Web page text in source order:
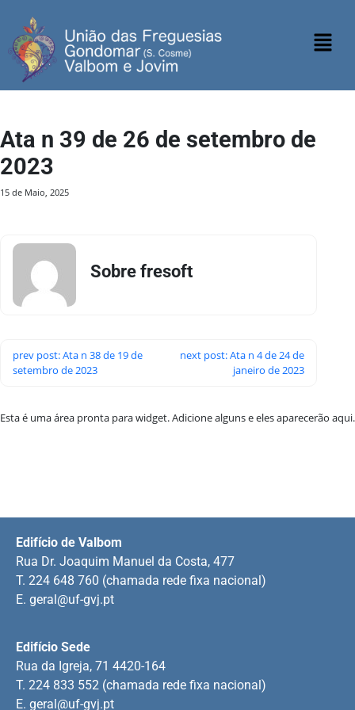
Ata n 39 de 26 de setembro de
2023
15 de Maio, 2025
Sobre fresoft
prev post: Ata n 38 de 19 de
setembro de 2023
next post: Ata n 4 de 24 de
janeiro de 2023
Esta é uma área pronta para widget. Adicione alguns e eles aparecerão aqui.
Edifício Sede
Rua da Igreja, 71 4420-164
T. 224 833 552 (chamada rede fixa nacional)
E. geral@uf-gvj.pt
Edifício de Valbom
Rua Dr. Joaquim Manuel da Costa, 477
T. 224 648 760 (chamada rede fixa nacional)
E. geral@uf-gvj.pt